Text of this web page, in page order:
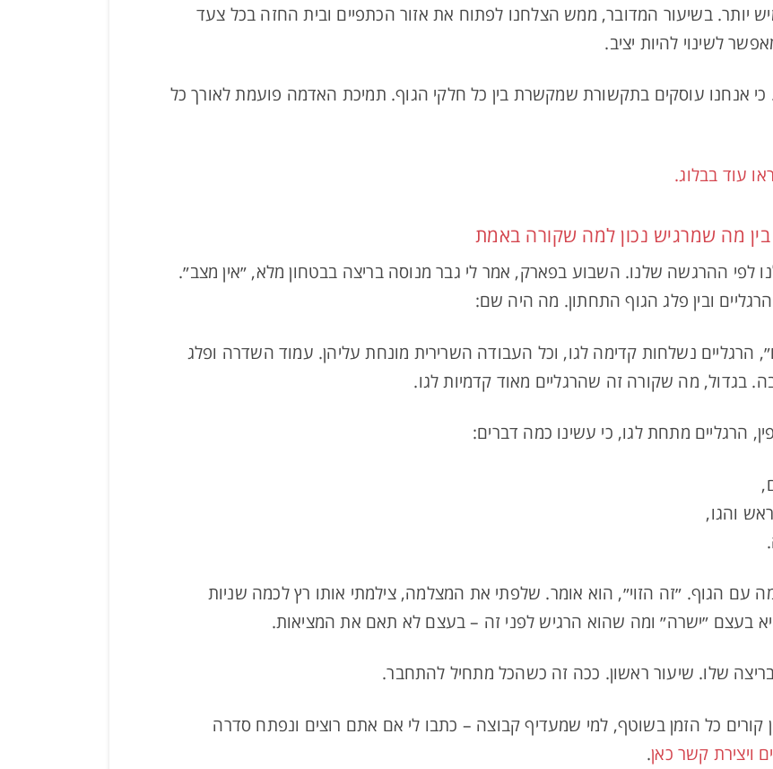
יותר. בשיעור המדובר, ממש הצלחנו לפתוח את אזור הכתפיים ובית החזה בכל צעד
לשינוי להיות יציב.
כי אנחנו עוסקים בתקשורת שמקשרת בין כל חלקי הגוף. תמיכת האדמה פועמת לאורך כל
עוד בבלוג.
מה שמרגיש נכון למה שקורה באמת
לפי ההרגשה שלנו. השבוע בפארק, אמר לי גבר מנוסה בריצה בבטחון מלא, ״אין מצב״.
ובין פלג הגוף התחתון. מה היה שם:
הרגליים נשלחות קדימה לגו, וכל העבודה השרירית מונחת עליהן. עמוד השדרה ופלג
בגדול, מה שקורה זה שהרגליים מאוד קדמיות לגו.
הרגליים מתחת לגו, כי עשינו כמה דברים:
והגו,
עם הגוף. ״זה הזוי״, הוא אומר. שלפתי את המצלמה, צילמתי אותו רץ לכמה שניות
בעצם ״ישרה״ ומה שהוא הרגיש לפני זה – בעצם לא תאם את המציאות.
שלו. שיעור ראשון. ככה זה כשהכל מתחיל להתחבר.
קורים כל הזמן בשוטף, למי שמעדיף קבוצה – כתבו לי אם אתם רוצים ונפתח סדרה
ויצירת קשר כאן.